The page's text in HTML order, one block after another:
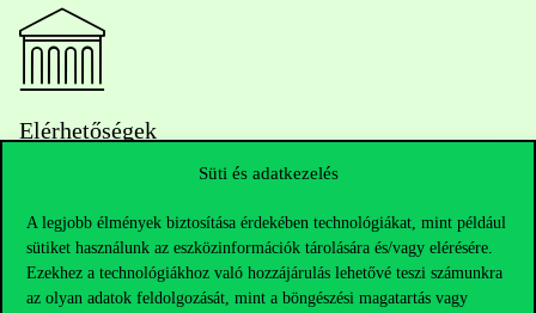
Süti és adatkezelés
A legjobb élmények biztosítása érdekében technológiákat, mint például
sütiket használunk az eszközinformációk tárolására és/vagy elérésére.
Ezekhez a technológiákhoz való hozzájárulás lehetővé teszi számunkra
az olyan adatok feldolgozását, mint a böngészési magatartás vagy
Elérhetőségek
Telefonszám:+36 1 482 5000
Kérdésed van a felvételivel kapcsolatban?